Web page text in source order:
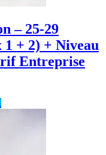
– 25-29
+ 2) + Niveau
Entreprise